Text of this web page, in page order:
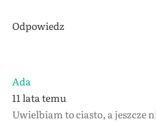
Odpowiedz
Ada
11 lata temu
Uwielbiam to ciasto, a jeszcze